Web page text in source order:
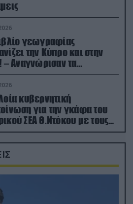
γεωγραφίας
την Κύπρο και στην
– Αναγνώρισαν τα
(φωτο)
κυβερνητική
για την γκάφα του
ΣΕΑ Θ.Ντόκου με τους
φαρσέρ